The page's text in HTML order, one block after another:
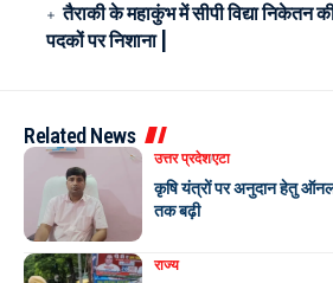
तैराकी के महाकुंभ में सीपी विद्या निकेतन
पदकों पर निशाना |
Related News
उत्तर प्रदेशएटा
कृषि यंत्रों पर अनुदान हेतु
तक बढ़ी
राज्य